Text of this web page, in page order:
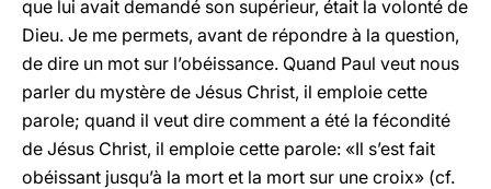
que lui avait demandé son supérieur, était la volonté de
Dieu. Je me permets, avant de répondre à la question,
de dire un mot sur l’obéissance. Quand Paul veut nous
parler du mystère de Jésus Christ, il emploie cette
parole; quand il veut dire comment a été la fécondité
de Jésus Christ, il emploie cette parole: «Il s’est fait
obéissant jusqu’à la mort et la mort sur une croix» (cf.